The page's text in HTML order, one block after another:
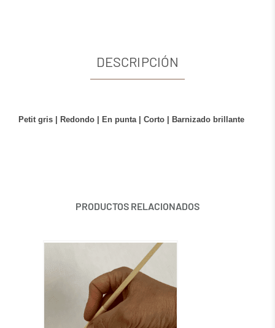
DESCRIPCIÓN
Petit gris | Redondo | En punta | Corto | Barnizado brillante
PRODUCTOS RELACIONADOS